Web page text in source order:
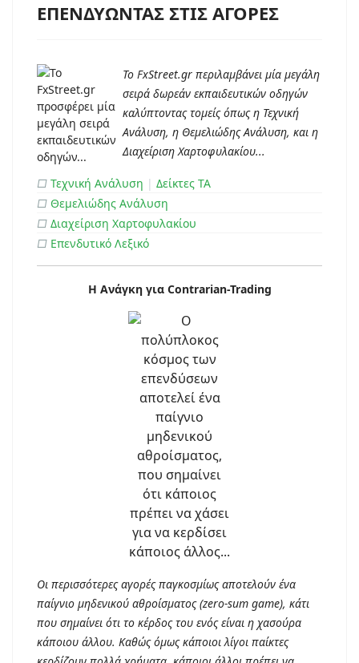
ΕΠΕΝΔΥΩΝΤΑΣ ΣΤΙΣ ΑΓΟΡΕΣ
Το FxStreet.gr περιλαμβάνει μία μεγάλη
σειρά δωρεάν εκπαιδευτικών οδηγών
καλύπτοντας τομείς όπως η Τεχνική
Ανάλυση, η Θεμελιώδης Ανάλυση, και η
Διαχείριση Χαρτοφυλακίου...
□ Τεχνική Ανάλυση | Δείκτες ΤΑ
□ Θεμελιώδης Ανάλυση
□ Διαχείριση Χαρτοφυλακίου
□ Επενδυτικό Λεξικό
Η Ανάγκη για Contrarian-Trading
Οι περισσότερες αγορές παγκοσμίως αποτελούν ένα
παίγνιο μηδενικού αθροίσματος (zero-sum game), κάτι
που σημαίνει ότι το κέρδος του ενός είναι η χασούρα
κάποιου άλλου. Καθώς όμως κάποιοι λίγοι παίκτες